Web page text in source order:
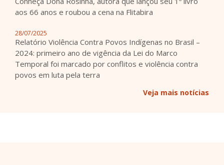
aos 66 anos e roubou a cena na Flitabira
28/07/2025
Relatório Violência Contra Povos Indígenas no Brasil –
2024: primeiro ano de vigência da Lei do Marco
Temporal foi marcado por conflitos e violência contra
povos em luta pela terra
Veja mais notícias